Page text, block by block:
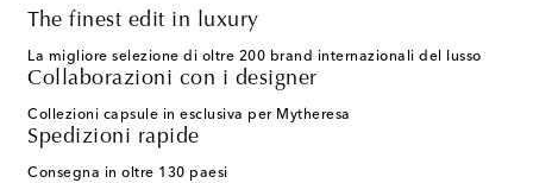
The finest edit in luxury
La migliore selezione di oltre 200 brand internazionali del lusso
Collaborazioni con i designer
Collezioni capsule in esclusiva per Mytheresa
Spedizioni rapide
Consegna in oltre 130 paesi